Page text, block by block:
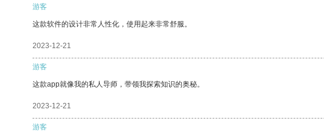
游客
这款软件的设计非常人性化，使用起来非常舒服。
2023-12-21
游客
这款app就像我的私人导师，带领我探索知识的奥秘。
2023-12-21
游客